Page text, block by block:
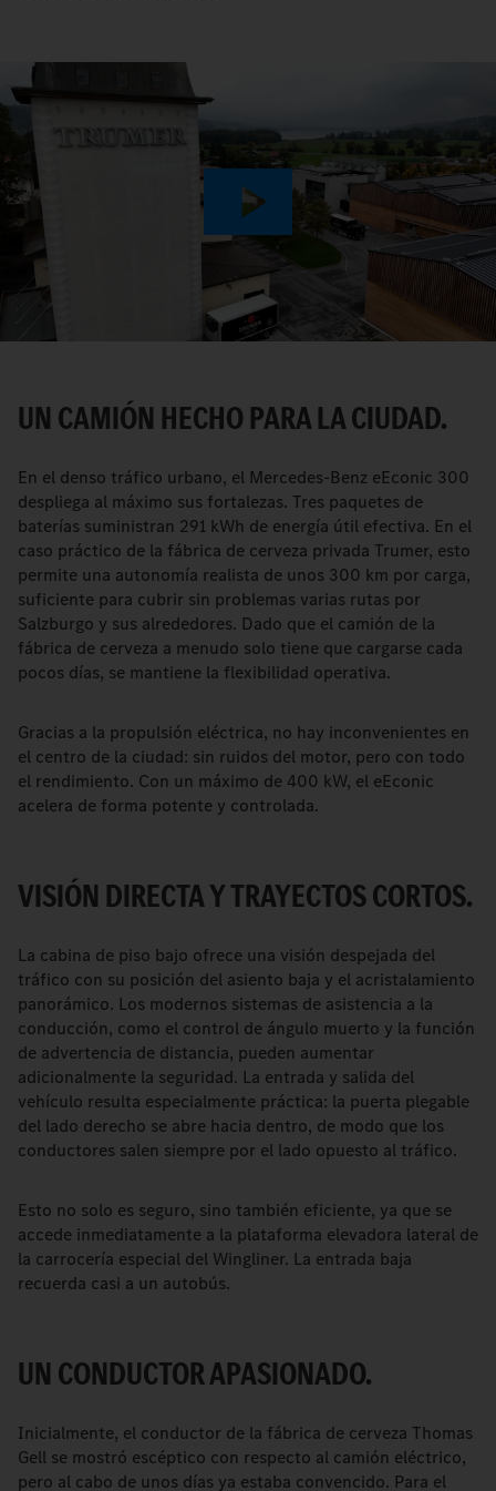
Play
Video
UN CAMIÓN HECHO PARA LA CIUDAD.
En el denso tráfico urbano, el Mercedes-Benz eEconic 300
despliega al máximo sus fortalezas. Tres paquetes de
baterías suministran 291 kWh de energía útil efectiva. En el
caso práctico de la fábrica de cerveza privada Trumer, esto
permite una autonomía realista de unos 300 km por carga,
suficiente para cubrir sin problemas varias rutas por
Salzburgo y sus alrededores. Dado que el camión de la
fábrica de cerveza a menudo solo tiene que cargarse cada
pocos días, se mantiene la flexibilidad operativa.
Gracias a la propulsión eléctrica, no hay inconvenientes en
el centro de la ciudad: sin ruidos del motor, pero con todo
el rendimiento. Con un máximo de 400 kW, el eEconic
acelera de forma potente y controlada.
VISIÓN DIRECTA Y TRAYECTOS CORTOS.
La cabina de piso bajo ofrece una visión despejada del
tráfico con su posición del asiento baja y el acristalamiento
panorámico. Los modernos sistemas de asistencia a la
conducción, como el control de ángulo muerto y la función
de advertencia de distancia, pueden aumentar
adicionalmente la seguridad. La entrada y salida del
vehículo resulta especialmente práctica: la puerta plegable
del lado derecho se abre hacia dentro, de modo que los
conductores salen siempre por el lado opuesto al tráfico.
Esto no solo es seguro, sino también eficiente, ya que se
accede inmediatamente a la plataforma elevadora lateral de
la carrocería especial del Wingliner. La entrada baja
recuerda casi a un autobús.
UN CONDUCTOR APASIONADO.
Inicialmente, el conductor de la fábrica de cerveza Thomas
Gell se mostró escéptico con respecto al camión eléctrico,
pero al cabo de unos días ya estaba convencido. Para el